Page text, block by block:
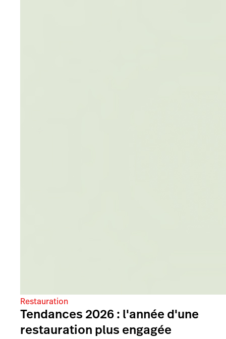
Restauration
Tendances 2026 : l'année d'une
restauration plus engagée